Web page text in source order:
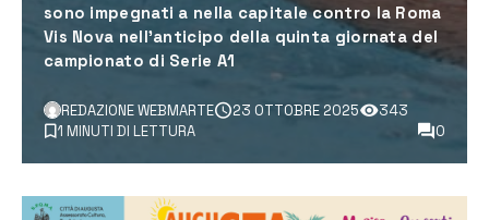
sono impegnati a nella capitale contro la Roma
Vis Nova nell’anticipo della quinta giornata del
campionato di Serie A1
REDAZIONE WEBMARTE 23 OTTOBRE 2025
343
1 MINUTI DI LETTURA
0